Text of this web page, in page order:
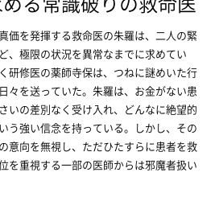
価を発揮する救命医の朱羅は、二人の緊
、極限の状況を異常なまでに求めてい
研修医の薬師寺保は、つねに謎めいた行
々を送っていた。朱羅は、お金がない患
いの差別なく受け入れ、どんなに絶望的
う強い信念を持っている。しかし、その
意向を無視し、ただひたすらに患者を救
を重視する一部の医師からは邪魔者扱い